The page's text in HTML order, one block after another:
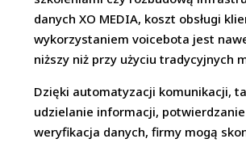
danych XO MEDIA, koszt obsługi
wykorzystaniem voicebota jest
niższy niż przy użyciu tradycyjnych
Dzięki automatyzacji komunikacji,
udzielanie informacji,
weryfikacja danych, firmy mogą